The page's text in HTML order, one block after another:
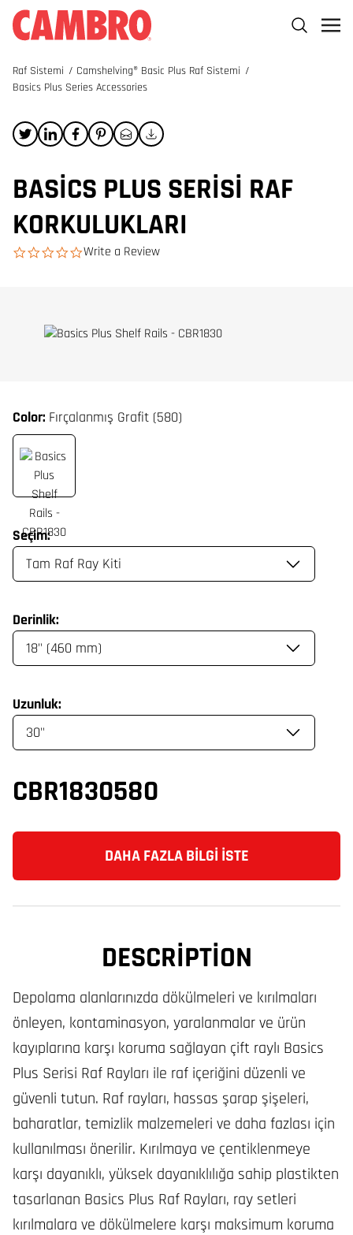
Raf Sistemi / Camshelving® Basic Plus Raf Sistemi /
Basics Plus Series Accessories
BASICS PLUS SERISI RAF
KORKULUKLARI
0.0 star rating
Write a Review
Color: Fırçalanmış Grafit (580)
Seçim:
Derinlik:
Uzunluk:
CBR1830580
DAHA FAZLA BILGI İSTE
DESCRIPTION
Depolama alanlarınızda dökülmeleri ve kırılmaları
önleyen, kontaminasyon, yaralanmalar ve ürün
kayıplarına karşı koruma sağlayan çift raylı Basics
Plus Serisi Raf Rayları ile raf içeriğini düzenli ve
güvenli tutun. Raf rayları, hassas şarap şişeleri,
baharatlar, temizlik malzemeleri ve daha fazlası için
kullanılması önerilir. Kırılmaya ve çentiklenmeye
karşı dayanıklı, yüksek dayanıklılığa sahip plastikten
tasarlanan Basics Plus Raf Rayları, ray setleri
kırılmalara ve dökülmelere karşı maksimum koruma